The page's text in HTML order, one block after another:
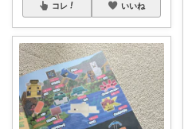
コレ いいね